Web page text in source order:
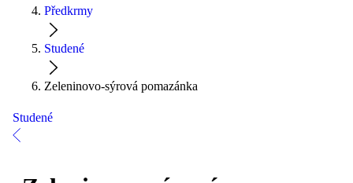
Předkrmy
Studené
Zeleninovo-sýrová pomazánka
Studené